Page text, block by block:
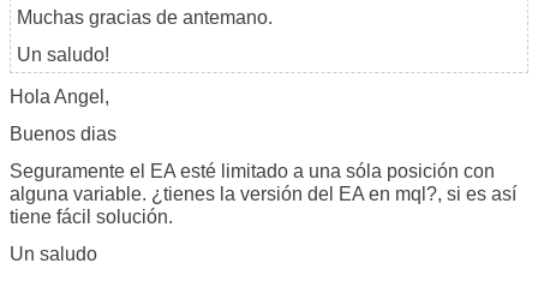
Muchas gracias de antemano.
Un saludo!
Hola Angel,
Buenos dias
Seguramente el EA esté limitado a una sóla posición con
alguna variable. ¿tienes la versión del EA en mql?, si es así
tiene fácil solución.
Un saludo